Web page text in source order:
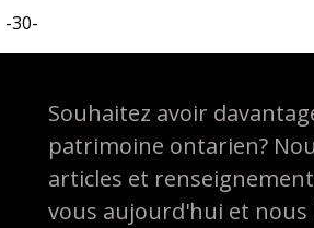
-30-
Souhaitez avoir
patrimoine ontarien?
articles et
vous aujourd'hui et